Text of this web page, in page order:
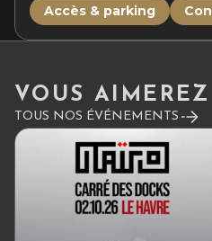
Accès & parking
VOUS
TOUS NOS ÉVÉNEMENTS